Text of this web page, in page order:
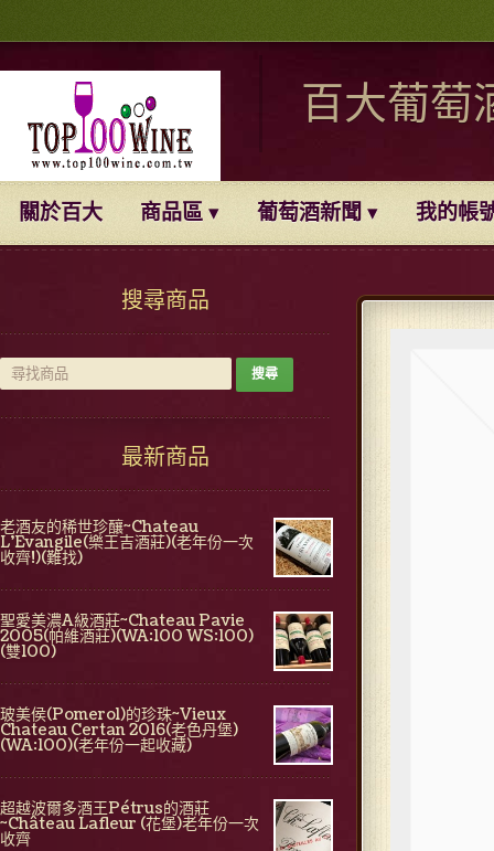
百大葡萄
關於百大 商品區 葡萄酒新聞 我的帳
搜尋商品
最新商品
老酒友的稀世珍釀~Chateau
L'Evangile(樂王吉酒莊)(老年份一次
收齊!)(難找)
聖愛美濃A級酒莊~Chateau Pavie
2005(帕維酒莊)(WA:100 WS:100)
(雙100)
玻美侯(Pomerol)的珍珠~Vieux
Chateau Certan 2016(老色丹堡)
(WA:100)(老年份一起收藏)
超越波爾多酒王Pétrus的酒莊
~Château Lafleur (花堡)老年份一次
收齊